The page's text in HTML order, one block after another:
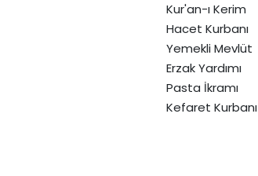
Kur'an-ı Kerim
Hacet Kurbanı
Yemekli Mevlüt
Erzak Yardımı
Pasta İkramı
Kefaret Kurbanı